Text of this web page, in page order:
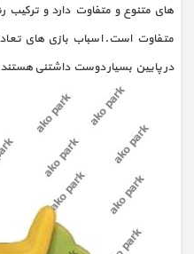
های متنوع و متفاوت دارد و ترکیب
متفاوت است. اسباب بازی های
در پایین بسیار دوست داشتنی